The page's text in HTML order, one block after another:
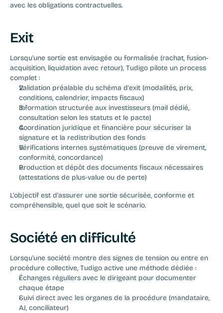
avec les obligations contractuelles.
Exit
Lorsqu'une sortie est envisagée ou formalisée (rachat, fusion-
acquisition, liquidation avec retour), Tudigo pilote un process
complet :
Validation préalable du schéma d'exit (modalités, prix,
conditions, calendrier, impacts fiscaux)
Information structurée aux investisseurs (mail dédié,
consultation selon les statuts et le pacte)
Coordination juridique et financière pour sécuriser la
signature et la redistribution des fonds
Vérifications internes systématiques (preuve de virement,
conformité, concordance)
Production et dépôt des documents fiscaux nécessaires
(attestations de plus-value ou de perte)
L'objectif est d'assurer une sortie sécurisée, conforme et
compréhensible, quel que soit le scénario.
Société en difficulté
Lorsqu'une société montre des signes de tension ou entre en
procédure collective, Tudigo active une méthode dédiée :
Échanges réguliers avec le dirigeant pour documenter
chaque étape
Suivi direct avec les organes de la procédure (mandataire,
AJ, conciliateur)